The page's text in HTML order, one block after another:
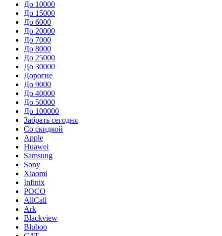
До 10000
До 15000
До 6000
До 20000
До 7000
До 8000
До 25000
До 30000
Дорогие
До 9000
До 40000
До 50000
До 100000
Забрать сегодня
Со скидкой
Apple
Huawei
Samsung
Sony
Xiaomi
Infinix
POCO
AllCall
Ark
Blackview
Bluboo